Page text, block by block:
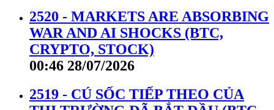
2520 - MARKETS ARE ABSORBING
WAR AND AI SHOCKS (BTC,
CRYPTO, STOCK)
00:46 28/07/2026
2519 - CÚ SỐC TIẾP THEO CỦA